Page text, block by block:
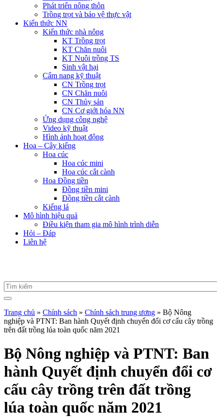
Phát triển nông thôn
Trồng trọt và bảo vệ thực vật
Kiến thức NN
Kiến thức nhà nông
KT Trồng trọt
KT Chăn nuôi
KT Nuôi trồng TS
Sinh vật hại
Cẩm nang kỹ thuật
CN Trồng trọt
CN Chăn nuôi
CN Thủy sản
CN Cơ giới hóa NN
Ứng dụng công nghệ
Video kỹ thuật
Hình ảnh hoạt động
Hoa – Cây kiểng
Hoa cúc
Hoa cúc mini
Hoa cúc cắt cành
Hoa Đồng tiền
Đồng tiền mini
Đồng tiền cắt cành
Kiểng lá
Mô hình hiệu quả
Điều kiện tham gia mô hình trình diễn
Hỏi – Đáp
Liên hệ
Trang chủ » Chính sách » Chính sách trung ương » Bộ Nông
nghiệp và PTNT: Ban hành Quyết định chuyển đổi cơ cấu cây trồng
trên đất trồng lúa toàn quốc năm 2021
Bộ Nông nghiệp và PTNT: Ban
hành Quyết định chuyển đổi cơ
cấu cây trồng trên đất trồng
lúa toàn quốc năm 2021